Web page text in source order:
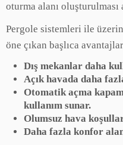
oturma alanı oluşturulması
Pergole sistemleri ile
öne çıkan başlıca
Dış mekanlar daha
Açık havada daha
Otomatik açma
kullanım sunar.
Olumsuz hava
Daha fazla konfor